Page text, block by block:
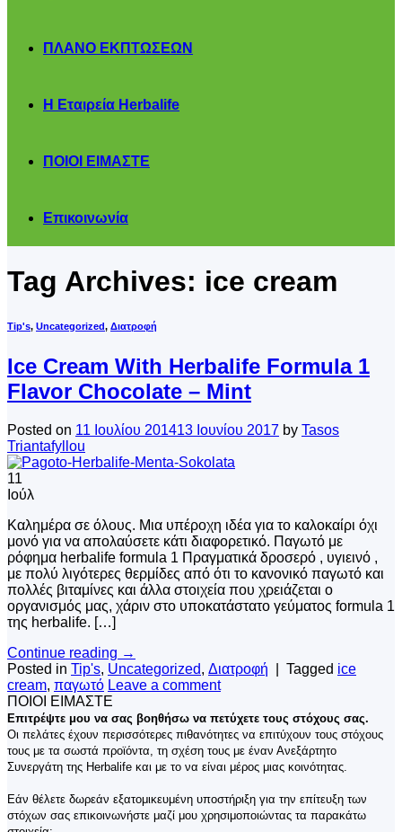
ΠΛΑΝΟ ΕΚΠΤΩΣΕΩΝ
Η Εταιρεία Herbalife
ΠΟΙΟΙ ΕΙΜΑΣΤΕ
Επικοινωνία
Tag Archives: ice cream
Tip's, Uncategorized, Διατροφή
Ice Cream With Herbalife Formula 1
Flavor Chocolate – Mint
Posted on 11 Ιουλίου 201413 Ιουνίου 2017 by Tasos
Triantafyllou
11
Ιούλ
Καλημέρα σε όλους. Μια υπέροχη ιδέα για το καλοκαίρι όχι
μονό για να απολαύσετε κάτι διαφορετικό. Παγωτό με
ρόφημα herbalife formula 1 Πραγματικά δροσερό , υγιεινό ,
με πολύ λιγότερες θερμίδες από ότι το κανονικό παγωτό και
πολλές βιταμίνες και άλλα στοιχεία που χρειάζεται ο
οργανισμός μας, χάριν στο υποκατάστατο γεύματος formula 1
της herbalife. […]
Continue reading →
Posted in Tip's, Uncategorized, Διατροφή Tagged ice
cream, παγωτό Leave a comment
ΠΟΙΟΙ ΕΙΜΑΣΤΕ
Επιτρέψτε μου να σας βοηθήσω να πετύχετε τους στόχους σας.
Οι πελάτες έχουν περισσότερες πιθανότητες να επιτύχουν τους στόχους
τους με τα σωστά προϊόντα, τη σχέση τους με έναν Ανεξάρτητο
Συνεργάτη της Herbalife και με το να είναι μέρος μιας κοινότητας.
Εάν θέλετε δωρεάν εξατομικευμένη υποστήριξη για την επίτευξη των
στόχων σας επικοινωνήστε μαζί μου χρησιμοποιώντας τα παρακάτω